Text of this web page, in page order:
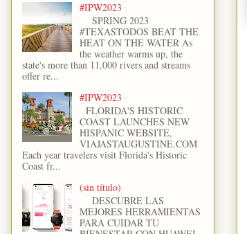
#IPW2023
SPRING 2023
#TEXASTODOS BEAT THE
HEAT ON THE WATER As
the weather warms up, the
state's more than 11,000 rivers and streams
offer re...
#IPW2023
FLORIDA'S HISTORIC
COAST LAUNCHES NEW
HISPANIC WEBSITE,
VIAJASTAUGUSTINE.COM
Each year travelers visit Florida's Historic
Coast fr...
(sin título)
DESCUBRE LAS
MEJORES HERRAMIENTAS
PARA CUIDAR TU